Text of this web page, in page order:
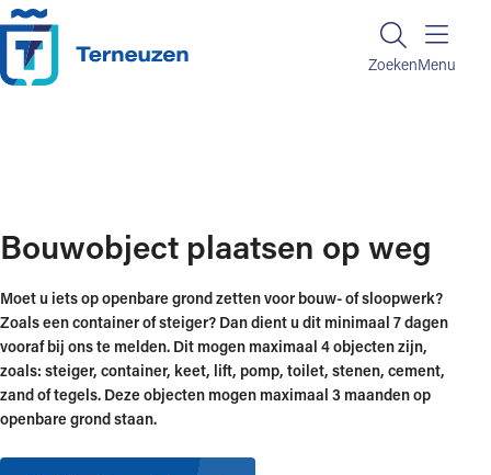
Ga naar de inhoud
ZoekenZoeken
Menu
Bouwobject plaatsen op weg
Moet u iets op openbare grond zetten voor bouw- of sloopwerk?
Zoals een container of steiger? Dan dient u dit minimaal 7 dagen
vooraf bij ons te melden. Dit mogen maximaal 4 objecten zijn,
zoals: steiger, container, keet, lift, pomp, toilet, stenen, cement,
zand of tegels. Deze objecten mogen maximaal 3 maanden op
openbare grond staan.